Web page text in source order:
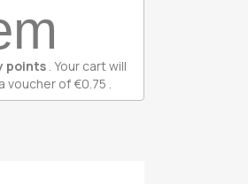
points. Your cart will
voucher of€0.75 .